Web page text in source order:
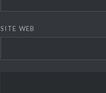
SITE WEB